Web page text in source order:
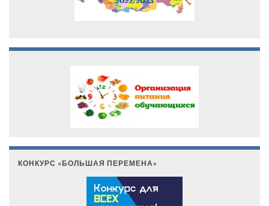
КОНКУРС «БОЛЬШАЯ ПЕРЕМЕНА»